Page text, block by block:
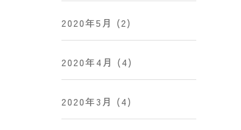
2020年5月 (2)
2020年4月 (4)
2020年3月 (4)